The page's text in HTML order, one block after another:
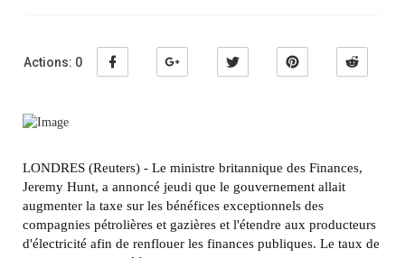
Actions: 0
LONDRES (Reuters) - Le ministre britannique des Finances,
Jeremy Hunt, a annoncé jeudi que le gouvernement allait
augmenter la taxe sur les bénéfices exceptionnels des
compagnies pétrolières et gazières et l'étendre aux producteurs
d'électricité afin de renflouer les finances publiques. Le taux de